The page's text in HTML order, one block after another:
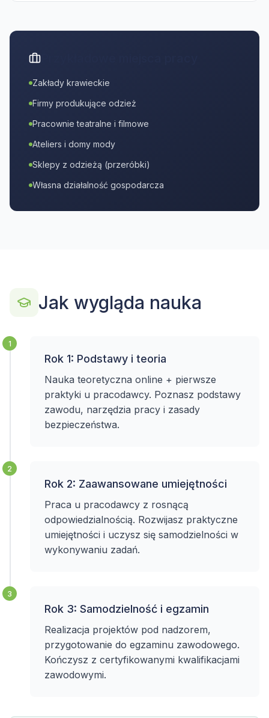
Zakłady krawieckie
Firmy produkujące odzież
Pracownie teatralne i filmowe
Ateliers i domy mody
Sklepy z odzieżą (przeróbki)
Własna działalność gospodarcza
Jak wygląda nauka
1
Rok 1: Podstawy i teoria
Nauka teoretyczna online + pierwsze
praktyki u pracodawcy. Poznasz podstawy
zawodu, narzędzia pracy i zasady
bezpieczeństwa.
2
Rok 2: Zaawansowane umiejętności
Praca u pracodawcy z rosnącą
odpowiedzialnością. Rozwijasz praktyczne
umiejętności i uczysz się samodzielności w
wykonywaniu zadań.
3
Rok 3: Samodzielność i egzamin
Realizacja projektów pod nadzorem,
przygotowanie do egzaminu zawodowego.
Kończysz z certyfikowanymi kwalifikacjami
zawodowymi.